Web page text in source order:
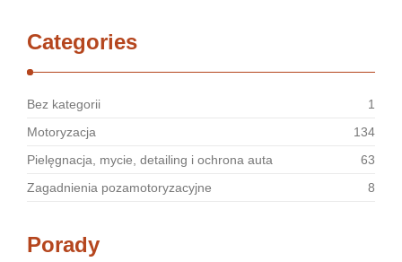
Categories
Bez kategorii
1
Motoryzacja
134
Pielęgnacja, mycie, detailing i ochrona auta
63
Zagadnienia pozamotoryzacyjne
8
Porady